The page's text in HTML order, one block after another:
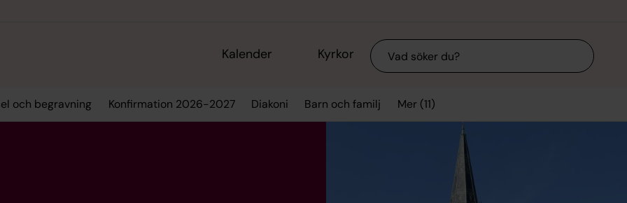
Kalender Kyrkor Sök
och begravning Konfirmation 2026-2027 Diakoni Barn och familj Mer (11)